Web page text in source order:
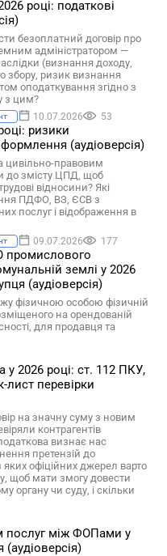
році: податкові
безоплатний договір про
адміністратором —
(визнання доходу,
збору, ризик визнання
оподаткування згідно з
з цим?
10.07.2026 53
ризики
(аудіоверсія)
цивільно-правовим
до змісту ЦПД, щоб
відносини? Які
ПДФО, ВЗ, ЄСВ з
послуг і відображення в
09.07.2026 177
промислового
землі у 2026
(аудіоверсія)
фізичною особою фізичній
на орендованій
для продавця та
у 2026 році: ст. 112 ПКУ,
лист перевірки
на значну суму з новим
контрагентів
визнає нас
претензій до
офіційних джерел варто
щоб мати змогу довести
органу чи суду, і скільки
послуг між ФОПами у